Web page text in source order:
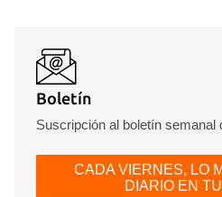
Boletín
Suscripción al boletín semanal
CADA VIERNES, LO
DIARIO EN